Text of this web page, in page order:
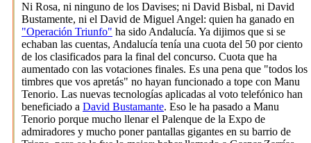
Ni Rosa, ni ninguno de los Davises; ni David Bisbal, ni David
Bustamente, ni el David de Miguel Angel: quien ha ganado en
"Operación Triunfo" ha sido Andalucía. Ya dijimos que si se
echaban las cuentas, Andalucía tenía una cuota del 50 por ciento
de los clasificados para la final del concurso. Cuota que ha
aumentado con las votaciones finales. Es una pena que "todos los
timbres que vos apretás" no hayan funcionado a tope con Manu
Tenorio. Las nuevas tecnologías aplicadas al voto telefónico han
beneficiado a David Bustamante. Eso le ha pasado a Manu
Tenorio porque mucho llenar el Palenque de la Expo de
admiradores y mucho poner pantallas gigantes en su barrio de